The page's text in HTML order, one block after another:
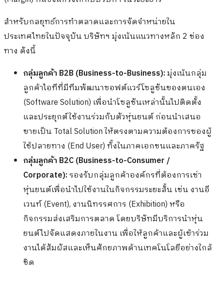
สำหรับกลยุทธ์การทำตลาดและการจัดจำหน่ายใน
ประเทศไทยในปัจจุบัน บริษัทฯ มุ่งเน้นแนวทางหลัก 2 ช่อง
ทาง ดังนี้
กลุ่มลูกค้า B2B (Business-to-Business):มุ่งเน้นกลุ่ม
ลูกค้าไอทีที่มีทีมพัฒนาซอฟต์แวร์โซลูชันของตนเอง
(Software Solution) เพื่อนำโซลูชันเหล่านั้นไปติดตั้ง
และประยุกต์ใช้งานร่วมกับตัวหุ่นยนต์ ก่อนนำเสนอ
ขายเป็น Total Solution ให้ตรงตามความต้องการของผู้
ใช้ปลายทาง (End User) ทั้งในภาคเอกชนและภาครัฐ
กลุ่มลูกค้า B2C (Business-to-Consumer /
Corporate):รองรับกลุ่มลูกค้าองค์กรที่ต้องการเช่า
หุ่นยนต์เพื่อนำไปใช้งานในกิจกรรมระยะสั้น เช่น งานอี
เวนท์ (Event), งานนิทรรศการ (Exhibition) หรือ
กิจกรรมส่งเสริมการตลาด โดยบริษัทมีบริการนำหุ่น
ยนต์ไปจัดแสดงภายในงาน เพื่อให้ลูกค้าและผู้เข้าร่วม
งานได้สัมผัสและเห็นศักยภาพด้านเทคโนโลยีอย่างใกล้
ชิด